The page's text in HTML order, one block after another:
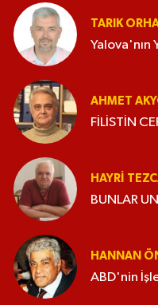
TARIK
Yalova'nın
AHMET
FİLİSTİN
HAYRI
BUNLAR
HANNAN
ABD'nin